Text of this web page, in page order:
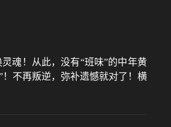
魂！从此，没有“班味”的中年黄
不再叛逆，弥补遗憾就对了！横